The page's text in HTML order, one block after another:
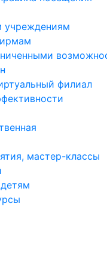
учреждениям
филиал
мастер-классы